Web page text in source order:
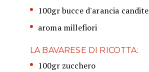
100gr bucce d'arancia candite
aroma millefiori
LA BAVARESE DI RICOTTA:
100gr zucchero